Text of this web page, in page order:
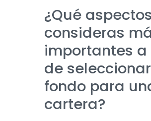
¿Qué aspectos
consideras
importantes a
de
fondo para
cartera?